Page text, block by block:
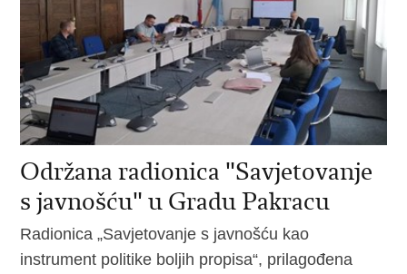
Održana radionica "Savjetovanje
s javnošću" u Gradu Pakracu
Radionica „Savjetovanje s javnošću kao
instrument politike boljih propisa“, prilagođena